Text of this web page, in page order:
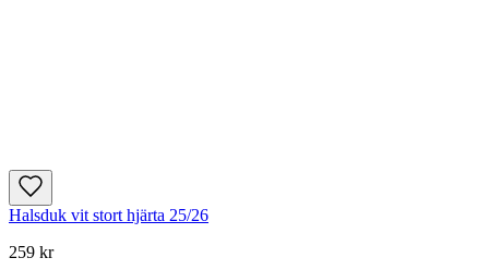
Halsduk vit stort hjärta 25/26
259 kr